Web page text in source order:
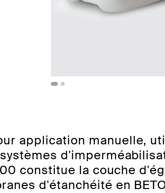
application manuelle,
constitue la couche
d'étanchéité en